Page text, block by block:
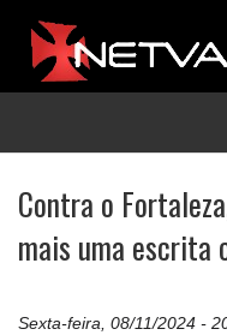
Contra o
mais uma escrita
Sexta-feira, 08/11/2024 -